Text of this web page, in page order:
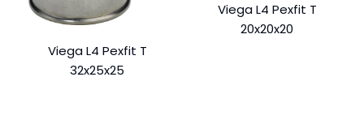
Viega L4 Pexfit T
32x25x25
Viega L4 Pexfit T
20x20x20